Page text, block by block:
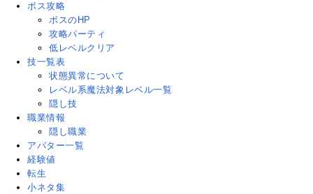
ボス攻略
ボスのHP
攻略パーティ
低レベルクリア
技一覧表
状態異常について
レベル系魔法対象レベル一覧
隠し技
職業情報
隠し職業
アバター一覧
経験値
転生
小ネタ集